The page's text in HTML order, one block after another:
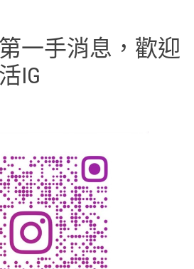
一手消息，歡迎
IG